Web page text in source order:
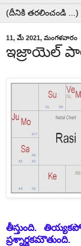
11, మే 2021, మంగళవారం
ఇజ్రాయెల్
తీస్తుంది.
ప్రశ్నార్థకమౌతుంది.